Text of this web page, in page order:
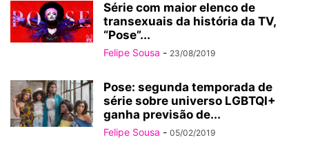
Série com maior elenco de
transexuais da história da TV,
“Pose”...
Felipe Sousa - 23/08/2019
Pose: segunda temporada de
série sobre universo LGBTQI+
ganha previsão de...
Felipe Sousa - 05/02/2019